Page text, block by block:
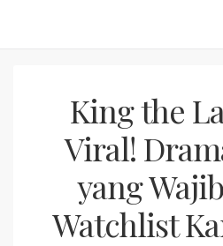
King the
Viral!
yang
Watchlist